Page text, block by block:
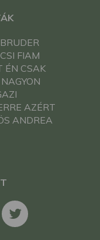
FIAM
ÉN CSAK
AZÉRT
ANDREA